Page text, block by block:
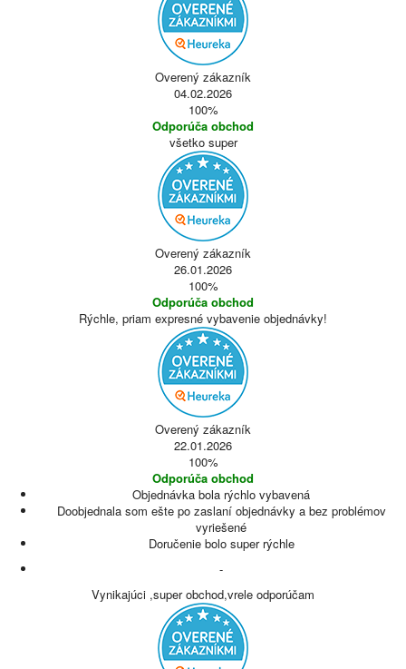
Overený zákazník
04.02.2026
100%
Odporúča obchod
všetko super
Overený zákazník
26.01.2026
100%
Odporúča obchod
Rýchle, priam expresné vybavenie objednávky!
Overený zákazník
22.01.2026
100%
Odporúča obchod
Objednávka bola rýchlo vybavená
Doobjednala som ešte po zaslaní objednávky a bez problémov
vyriešené
Doručenie bolo super rýchle
-
Vynikajúci ,super obchod,vrele odporúčam